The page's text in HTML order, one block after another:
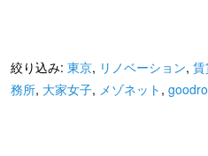
絞り込み: 東京, リノベーション,
務所, 大家女子, メゾネット ,